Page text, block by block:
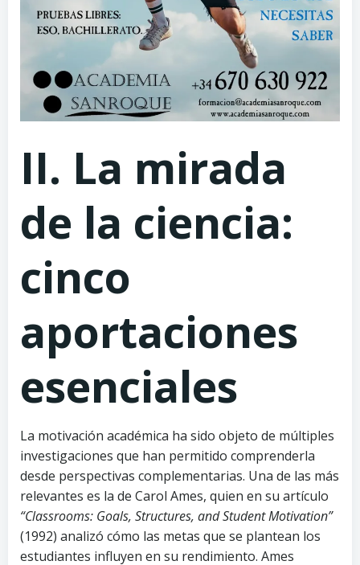
II. La mirada
de la ciencia:
cinco
aportaciones
esenciales
La motivación académica ha sido objeto de múltiples
investigaciones que han permitido comprenderla
desde perspectivas complementarias. Una de las más
relevantes es la de Carol Ames, quien en su artículo
“Classrooms: Goals, Structures, and Student Motivation”
(1992) analizó cómo las metas que se plantean los
estudiantes influyen en su rendimiento. Ames